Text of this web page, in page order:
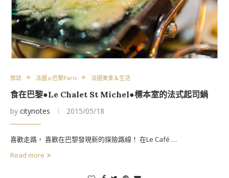
旅誌 法國☼巴黎Paris 法國美食＆生活
食在巴黎●Le Chalet St Michel●標本室的法式起司鍋
by citynotes 2015/05/18
喜歡走路， 喜歡在巴黎發現新的探險路線！ 在Le Café …
Read more